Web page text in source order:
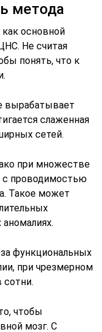
метода
как основной
Не считая
понять, что к
вырабатывает
слаженная
сетей.
при множестве
с проводимостью
Такое может
функциональных
при чрезмерном
сотни.
чтобы
мозг. С